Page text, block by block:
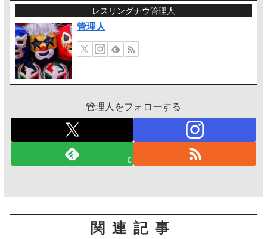
レスリングナウ管理人
管理人
管理人をフォローする
0
関連記事